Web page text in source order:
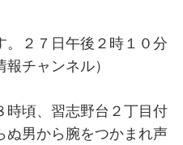
。２７日午後２時１０分
チャンネル）
時頃、習志野台２丁目付
ぬ男から腕をつかまれ声